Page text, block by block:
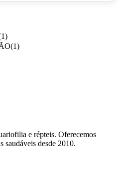
(1)
e répteis. Oferecemos
saudáveis desde 2010.